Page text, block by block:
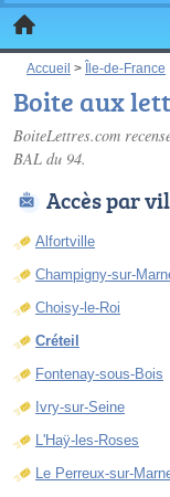
Accueil > Île-de-France
Boite aux
BoiteLettres.com
BAL du 94.
Accès par
Alfortville
Champigny-sur-
Choisy-le-Roi
Créteil
Fontenay-sous-Bois
Ivry-sur-Seine
L'Haÿ-les-Roses
Le Perreux-sur-